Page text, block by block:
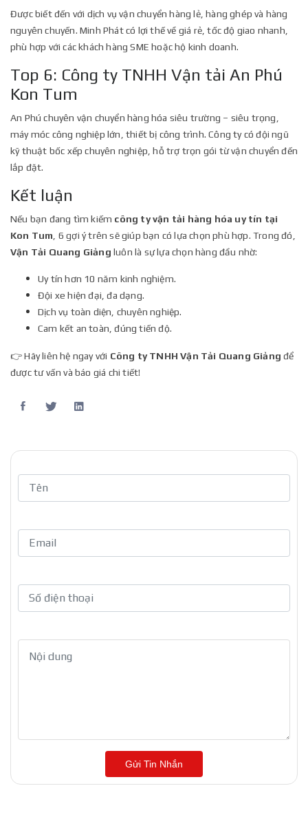
Được biết đến với dịch vụ vận chuyển hàng lẻ, hàng ghép và hàng
nguyên chuyến. Minh Phát có lợi thế về giá rẻ, tốc độ giao nhanh,
phù hợp với các khách hàng SME hoặc hộ kinh doanh.
Top 6: Công ty TNHH Vận tải An Phú
Kon Tum
An Phú chuyên vận chuyển hàng hóa siêu trường – siêu trọng,
máy móc công nghiệp lớn, thiết bị công trình. Công ty có đội ngũ
kỹ thuật bốc xếp chuyên nghiệp, hỗ trợ trọn gói từ vận chuyển đến
lắp đặt.
Kết luận
Nếu bạn đang tìm kiếm công ty vận tải hàng hóa uy tín tại
Kon Tum , 6 gợi ý trên sẽ giúp bạn có lựa chọn phù hợp. Trong đó,
Vận Tải Quang Giảng luôn là sự lựa chọn hàng đầu nhờ:
Uy tín hơn 10 năm kinh nghiệm.
Đội xe hiện đại, đa dạng.
Dịch vụ toàn diện, chuyên nghiệp.
Cam kết an toàn, đúng tiến độ.
👉 Hãy liên hệ ngay với Công ty TNHH Vận Tải Quang Giảng để
được tư vấn và báo giá chi tiết!
Gửi Tin Nhắn